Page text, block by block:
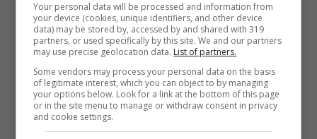
in un’ora di esibizione ha letteralmente rapito
tutti i dipendenti della sede lombarda di
Accenture con le sue canzoni più amate e
frizzanti. A seguirla un mito della musica
italiana: Max Pezzali, e a conclusione della
Your personal data will be processed and information from
your device (cookies, unique identifiers, and other device
data) may be stored by, accessed by and shared with 319
partners, or used specifically by this site. We and our partners
may use precise geolocation data. List of partners.
Some vendors may process your personal data on the basis
of legitimate interest, which you can object to by managing
your options below. Look for a link at the bottom of this page
or in the site menu to manage or withdraw consent in privacy
and cookie settings.